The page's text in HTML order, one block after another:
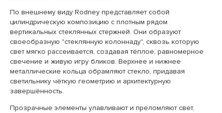
По внешнему виду Rodney представляет собой
цилиндрическую композицию с плотным рядом
вертикальных стеклянных стержней. Они образуют
своеобразную "стеклянную колоннаду", сквозь которую
свет мягко рассеивается, создавая тёплое, равномерное
свечение и живую игру бликов. Верхнее и нижнее
металлические кольца обрамляют стекло, придавая
светильнику чёткую геометрию и архитектурную
завершённость.
Прозрачные элементы улавливают и преломляют свет,